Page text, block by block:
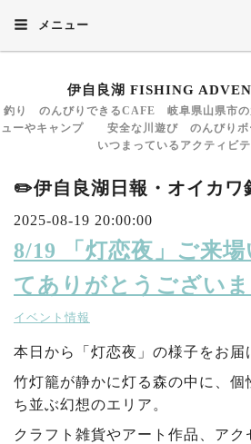
メニュー
伊自良湖 FISHING
釣り のんびりできるCAFE 岐阜県山県市の
ューやキャンプ 安全な川遊び のんびりボ
いつまっているアクティビ
✏️伊自良湖日報・オイカ
2025-08-19 20:00:00
8/19 「灯恋夜」ご来
てありがとうござい
イベント情報
本日から「灯恋夜」の様子をお届
竹灯籠が静かに灯る森の中に、個
ち並ぶ幻想のエリア。
クラフト雑貨やアート作品、アク